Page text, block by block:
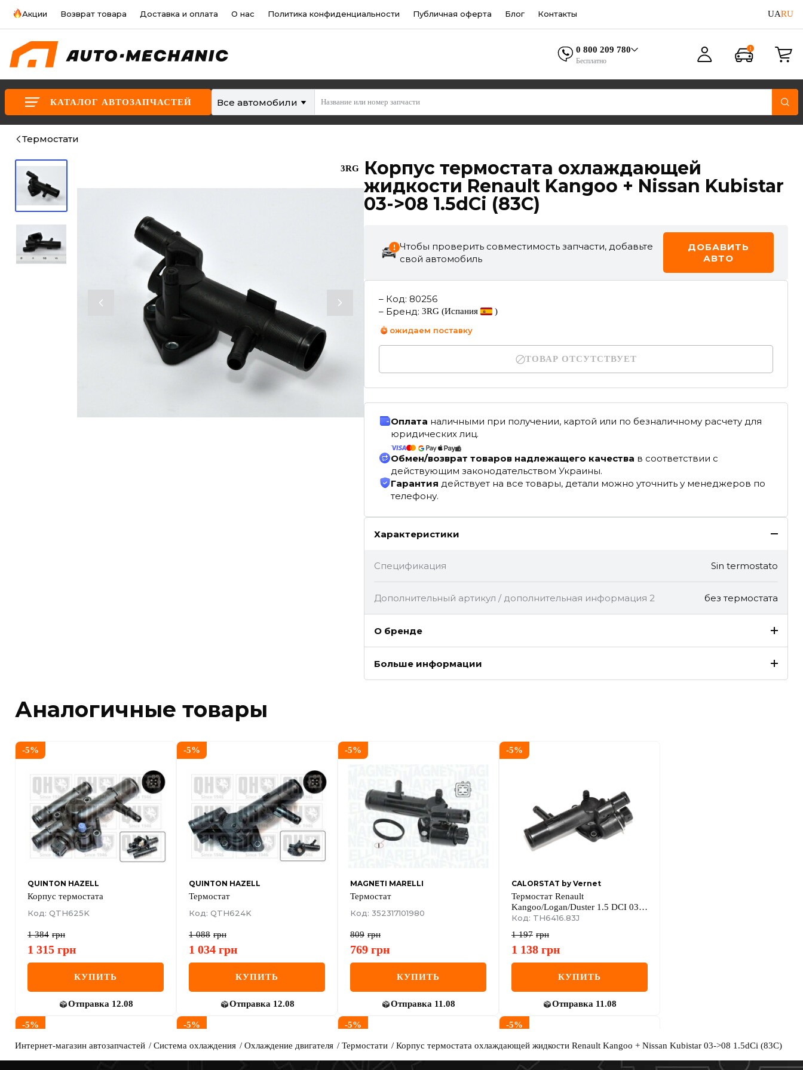
Акции Возврат товара Доставка и оплата О нас Политика конфиденциальности Публичная оферта Блог Контакты UARU
0 800 209 780
Бесплатно
КАТАЛОГ АВТОЗАПЧАСТЕЙ Все автомобили
Термостати
3RG
Корпус термостата охлаждающей
жидкости Renault Kangoo + Nissan Kubistar
03->08 1.5dCi (83С)
Чтобы проверить совместимость запчасти, добавьте
свой автомобиль
ДОБАВИТЬ
АВТО
– Код: 80256
– Бренд: 3RG (Испания
)
ожидаем поставку
ТОВАР ОТСУТСТВУЕТ
Оплата наличными при получении, картой или по безналичному расчету для
юридических лиц.
Обмен/возврат товаров надлежащего качества в соответствии с
действующим законодательством Украины.
Гарантия действует на все товары, детали можно уточнить у менеджеров по
телефону.
Характеристики
Спецификация Sin termostato
Дополнительный артикул / дополнительная информация 2 без термостата
О бренде
Больше информации
Аналогичные товары
-5%
QUINTON HAZELL
Корпус термостата
Код: QTH625K
1 384 грн
1 315 грн
КУПИТЬ
Отправка 12.08
-5%
QUINTON HAZELL
Термостат
Код: QTH624K
1 088 грн
1 034 грн
КУПИТЬ
Отправка 12.08
-5%
MAGNETI MARELLI
Термостат
Код: 352317101980
809 грн
769 грн
КУПИТЬ
Отправка 11.08
-5%
CALORSTAT by Vernet
Термостат Renault
Kangoo/Logan/Duster 1.5 DCI 03-
(83C)
Код: TH6416.83J
1 197 грн
1 138 грн
КУПИТЬ
Отправка 11.08
-5% -5% -5% -5%
Интернет-магазин автозапчастей Система охлаждения Охлаждение двигателя Термостати Корпус термостата охлаждающей жидкости Renault Kangoo + Nissan Kubistar 03->08 1.5dCi (83С)